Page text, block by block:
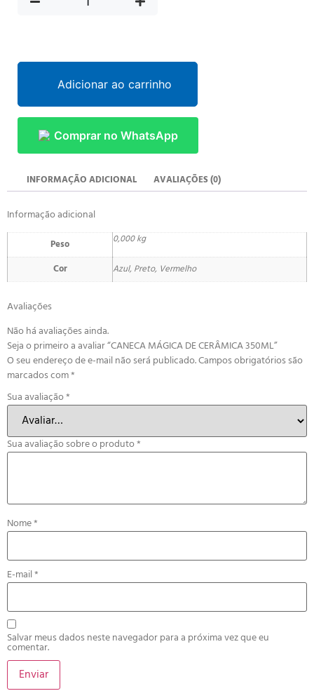
Adicionar ao carrinho
Comprar no WhatsApp
INFORMAÇÃO ADICIONAL AVALIAÇÕES (0)
Informação adicional
Peso 0,000 kg
Cor Azul, Preto, Vermelho
Avaliações
Não há avaliações ainda.
Seja o primeiro a avaliar “CANECA MÁGICA DE CERÂMICA 350ML”
O seu endereço de e-mail não será publicado.Campos obrigatórios são
marcados com*
Sua avaliação*
Sua avaliação sobre o produto*
Nome*
E-mail*
Salvar meus dados neste navegador para a próxima vez que eu
comentar.